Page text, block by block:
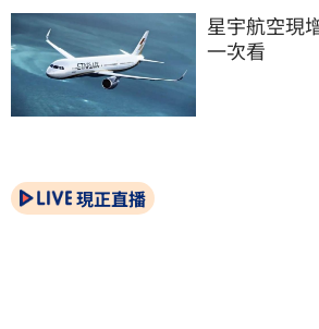
星宇航空現
一次看
現正直播